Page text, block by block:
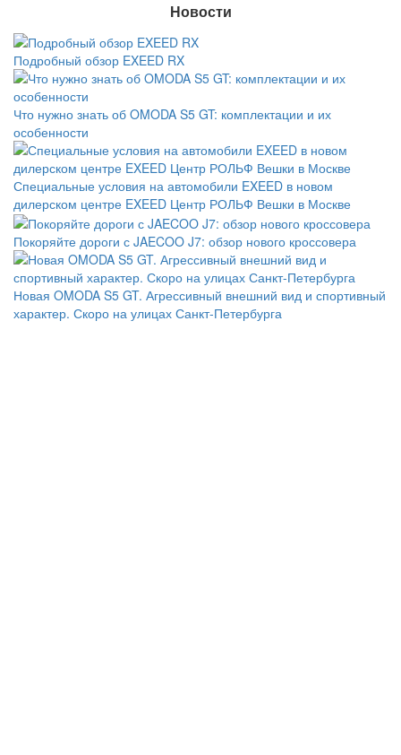
Новости
Подробный обзор EXEED RX
Что нужно знать об OMODA S5 GT: комплектации и их
особенности
Специальные условия на автомобили EXEED в новом
дилерском центре EXEED Центр РОЛЬФ Вешки в Москве
Покоряйте дороги с JAECOO J7: обзор нового кроссовера
Новая OMODA S5 GT. Агрессивный внешний вид и спортивный
характер. Скоро на улицах Санкт-Петербурга